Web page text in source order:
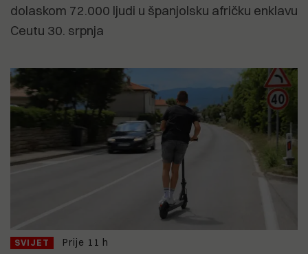
dolaskom 72.000 ljudi u španjolsku afričku enklavu
Ceutu 30. srpnja
SVIJET Prije 11 h